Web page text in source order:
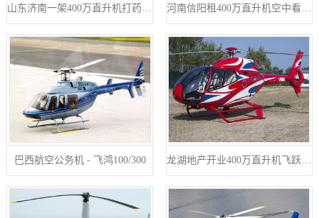
巴西航空公务机 - 飞鸿100/300